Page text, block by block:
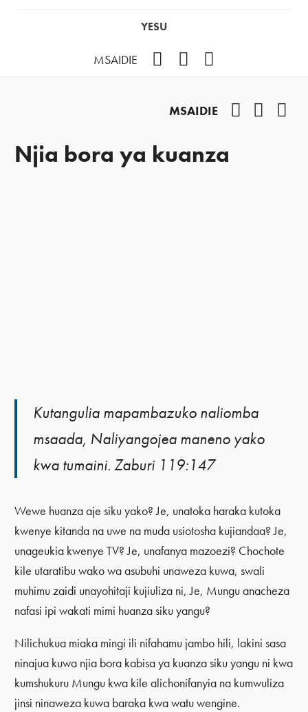
YESU
MSAIDIE
MSAIDIE
Njia bora ya kuanza
Kutangulia mapambazuko naliomba
msaada, Naliyangojea maneno yako
kwa tumaini. Zaburi 119:147
Wewe huanza aje siku yako? Je, unatoka haraka kutoka
kwenye kitanda na uwe na muda usiotosha kujiandaa? Je,
unageukia kwenye TV? Je, unafanya mazoezi? Chochote
kile utaratibu wako wa asubuhi unaweza kuwa, swali
muhimu zaidi unayohitaji kujiuliza ni, Je, Mungu anacheza
nafasi ipi wakati mimi huanza siku yangu?
Nilichukua miaka mingi ili nifahamu jambo hili, lakini sasa
ninajua kuwa njia bora kabisa ya kuanza siku yangu ni kwa
kumshukuru Mungu kwa kile alichonifanyia na kumwuliza
jinsi ninaweza kuwa baraka kwa watu wengine.